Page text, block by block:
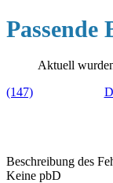
Passende
Aktuell
(147)
Beschreibung des
Keine pbD